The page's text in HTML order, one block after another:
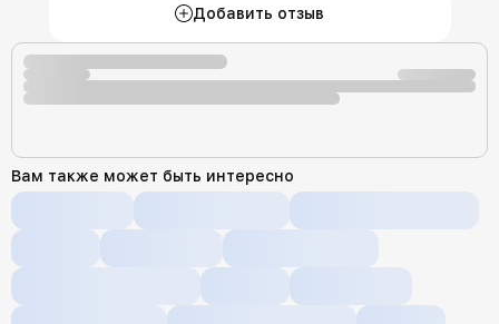
Вам также может быть интересно
Добавить отзыв